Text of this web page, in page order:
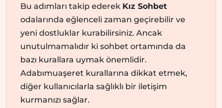
Bu adımları takip ederek Kız Sohbet
odalarında eğlenceli zaman geçirebilir ve
yeni dostluklar kurabilirsiniz. Ancak
unutulmamalıdır ki sohbet ortamında da
bazı kurallara uymak önemlidir.
Adabımuaşeret kurallarına dikkat etmek,
diğer kullanıcılarla sağlıklı bir iletişim
kurmanızı sağlar.